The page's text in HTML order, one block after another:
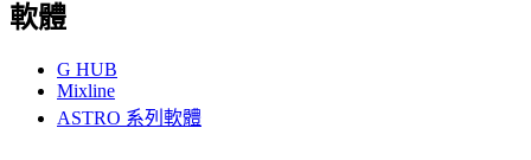
軟體
G HUB
Mixline
ASTRO 系列軟體